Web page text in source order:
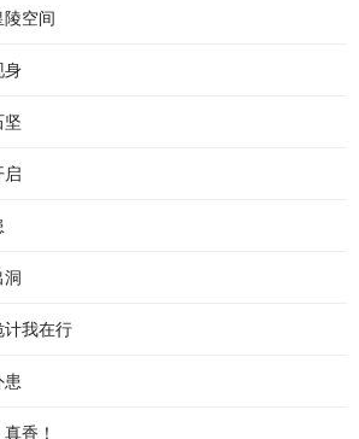
空间
身
坚
启
洞
计我在行
患
香！